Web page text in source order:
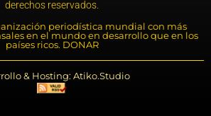
derechos reservados.
periodística mundial con más
en el mundo en desarrollo que en los
países ricos. DONAR
& Hosting: Atiko.Studio